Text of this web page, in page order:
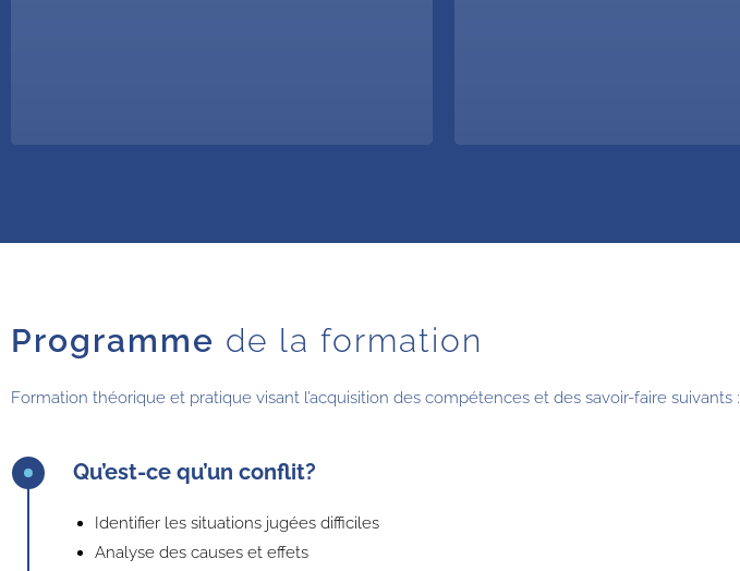
Programme de la formation
Formation théorique et pratique visant l’acquisition des compétences et des savoir-faire suivants :
Qu’est-ce qu’un conflit?
Identifier les situations jugées difficiles
Analyse des causes et effets